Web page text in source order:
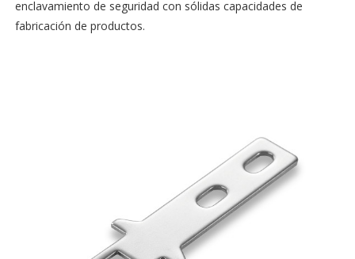
enclavamiento de seguridad con sólidas capacidades de
fabricación de productos.